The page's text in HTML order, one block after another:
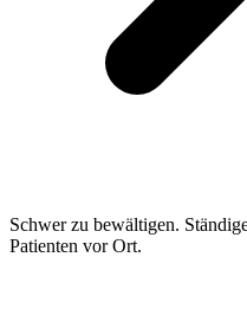
Schwer zu bewältigen.
Patienten vor Ort.